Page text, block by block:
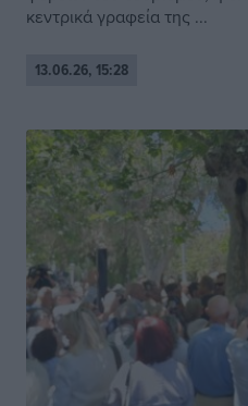
κεντρικά γραφεία της ...
13.06.26, 15:28